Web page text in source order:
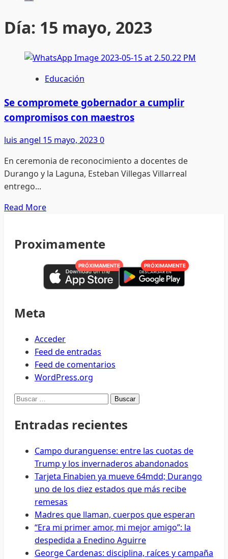
Día: 15 mayo, 2023
Educación
Se compromete gobernador a cumplir
compromisos con maestros
luis angel 15 mayo, 20230
En ceremonia de reconocimiento a docentes de
Durango y la Laguna, Esteban Villegas Villarreal
entrego...
Read MoreRead
Se
compromete
gobernador
a
maestros
Proximamente
PRÓXIMAMENTE PRÓXIMAMENTE
Meta
Acceder
Feed de entradas
Feed de comentarios
WordPress.org
Buscar:
Entradas recientes
Campo duranguense: entre las cuotas de
Trump y los invernaderos abandonados
Tarjeta Finabien ya mueve 64mdd; Durango
uno de los diez estados que más recibe
remesas
Madres que llaman, cuerpos que esperan
“Era mi primer amor, mi mejor amigo”: la
despedida a Enedino Aguirre
George Cardenas: disciplina, raíces y campaña